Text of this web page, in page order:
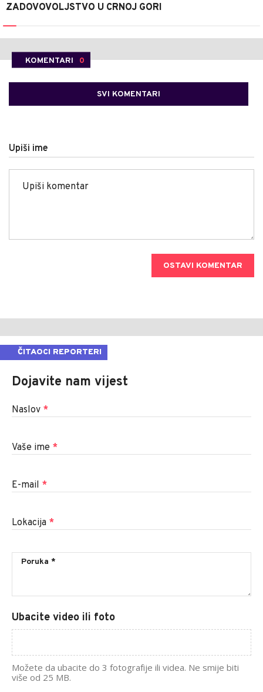
ZADOVOVOLJSTVO U CRNOJ GORI
KOMENTARI 0
SVI KOMENTARI
Upiši ime
OSTAVI KOMENTAR
ČITAOCI REPORTERI
Dojavite nam vijest
Naslov *
Vaše ime *
E-mail *
Lokacija *
Ubacite video ili foto
Možete da ubacite do 3 fotografije ili videa. Ne smije biti
više od 25 MB.